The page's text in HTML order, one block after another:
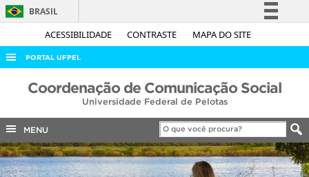
ACESSIBILIDADE CONTRASTE MAPA DO SITE
BRASIL
Simplifique!
Acesso à informação
Legislação
Canais
PORTAL UFPEL
ACESSO À INFORMAÇÃO
COBALTO
CONCURSOS
EDITAIS
Coordenação de Comunicação Social
Universidade Federal de Pelotas
MENU